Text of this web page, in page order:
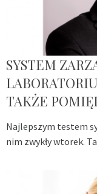
SYSTEM
TAKŻE
Najlepszym testem
nim zwykły wtorek.